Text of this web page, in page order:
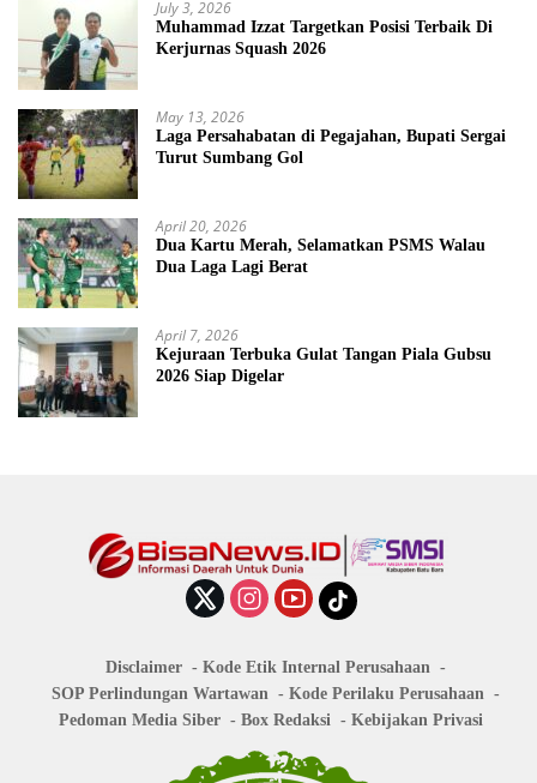
July 3, 2026
Muhammad Izzat Targetkan Posisi Terbaik Di
Kerjurnas Squash 2026
May 13, 2026
Laga Persahabatan di Pegajahan, Bupati Sergai
Turut Sumbang Gol
April 20, 2026
Dua Kartu Merah, Selamatkan PSMS Walau
Dua Laga Lagi Berat
April 7, 2026
Kejuraan Terbuka Gulat Tangan Piala Gubsu
2026 Siap Digelar
Disclaimer
Kode Etik Internal Perusahaan
SOP Perlindungan Wartawan
Kode Perilaku Perusahaan
Pedoman Media Siber
Box Redaksi Kebijakan Privasi